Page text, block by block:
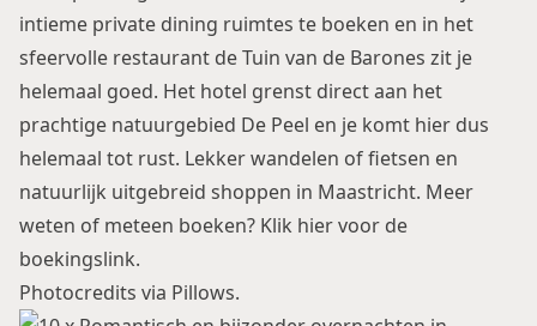
intieme private dining ruimtes te boeken en in het
sfeervolle restaurant de Tuin van de Barones zit je
helemaal goed. Het hotel grenst direct aan het
prachtige natuurgebied De Peel en je komt hier dus
helemaal tot rust. Lekker wandelen of fietsen en
natuurlijk uitgebreid shoppen in Maastricht. Meer
weten of meteen boeken? Klik hier voor de
boekingslink.
Photocredits via Pillows.